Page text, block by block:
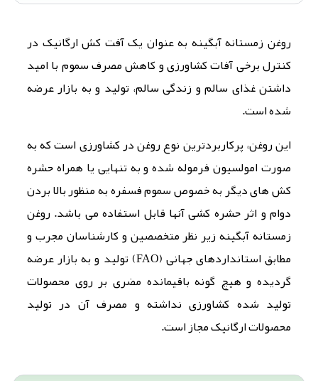
روغن زمستانه آبگینه به عنوان یک آفت کش ارگانیک در
کنترل برخی آفات کشاورزی و کاهش مصرف سموم با امید
داشتن غذای سالم و زندگی سالم، تولید و به بازار عرضه
شده است.
این روغن، پرکاربردترین نوع روغن در کشاورزی است که به
صورت امولسیون فرموله شده و به تنهایی یا همراه حشره
کش های دیگر به خصوص سموم فسفره به منظور بالا بردن
دوام و اثر حشره کشی آنها قابل استفاده می باشد. روغن
زمستانه آبگینه زیر نظر متخصصین و کارشناسان مجرب و
مطابق استانداردهای جهانی (FAO) تولید و به بازار عرضه
گردیده و هیچ گونه باقیمانده مضری بر روی محصولات
تولید شده کشاورزی نداشته و مصرف آن در تولید
محصولات ارگانیک مجاز است.